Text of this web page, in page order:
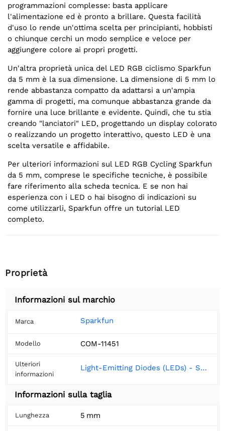
programmazioni complesse: basta applicare
l'alimentazione ed è pronto a brillare. Questa facilità
d'uso lo rende un'ottima scelta per principianti, hobbisti
o chiunque cerchi un modo semplice e veloce per
aggiungere colore ai propri progetti.
Un'altra proprietà unica del LED RGB ciclismo Sparkfun
da 5 mm è la sua dimensione. La dimensione di 5 mm lo
rende abbastanza compatto da adattarsi a un'ampia
gamma di progetti, ma comunque abbastanza grande da
fornire una luce brillante e evidente. Quindi, che tu stia
creando "lanciatori" LED, progettando un display colorato
o realizzando un progetto interattivo, questo LED è una
scelta versatile e affidabile.
Per ulteriori informazioni sul LED RGB Cycling Sparkfun
da 5 mm, comprese le specifiche tecniche, è possibile
fare riferimento alla scheda tecnica. E se non hai
esperienza con i LED o hai bisogno di indicazioni su
come utilizzarli, Sparkfun offre un tutorial LED
completo.
Proprietà
Informazioni sul marchio
Marca Sparkfun
Modello COM-11451
Ulteriori
informazioni
Light-Emitting Diodes (LEDs) - SparkFun Learn
Informazioni sulla taglia
Lunghezza 5 mm